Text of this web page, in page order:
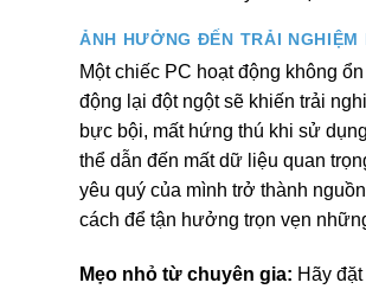
ẢNH HƯỞNG ĐẾN TRẢI NGHIỆM
Một chiếc PC hoạt động không
động lại đột ngột sẽ khiến trải
bực bội, mất hứng thú khi sử
thể dẫn đến mất dữ liệu quan
yêu quý của mình trở thành
cách để tận hưởng trọn vẹn
Mẹo nhỏ từ chuyên gia: Hãy